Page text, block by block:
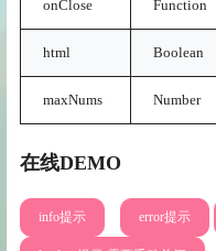
onClose Function
html Boolean
maxNums Number
在线DEMO
info提示 error提示